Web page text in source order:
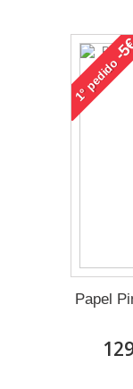
1°
pedido
-
Papel